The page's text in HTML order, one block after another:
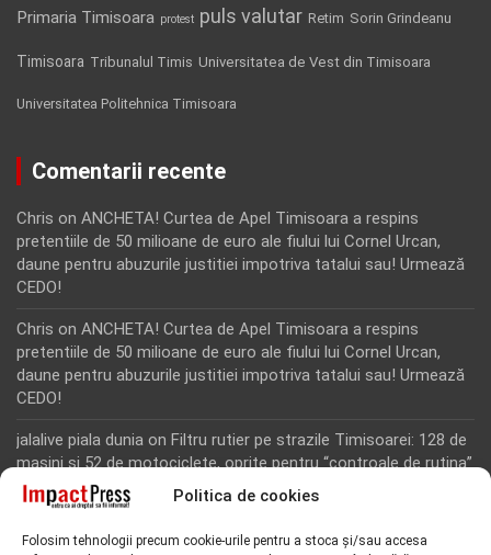
Politica de cookies
Folosim tehnologii precum cookie-urile pentru a stoca și/sau accesa
Primaria Timisoara protest puls valutar Retim Sorin Grindeanu
Timisoara Tribunalul Timis Universitatea de Vest din Timisoara
Universitatea Politehnica Timisoara
Comentarii recente
Chris on ANCHETA! Curtea de Apel Timisoara a respins
pretentiile de 50 milioane de euro ale fiului lui Cornel Urcan,
daune pentru abuzurile justitiei impotriva tatalui sau! Urmează
CEDO!
Chris on ANCHETA! Curtea de Apel Timisoara a respins
pretentiile de 50 milioane de euro ale fiului lui Cornel Urcan,
daune pentru abuzurile justitiei impotriva tatalui sau! Urmează
CEDO!
jalalive piala dunia on Filtru rutier pe strazile Timisoarei: 128 de
masini si 52 de motociclete, oprite pentru “controale de rutina”
Rodion Camatoritul on Inca un martor din dosarul fraudei cu
“Toti martorii hartuiti au facut plangere penala pentru